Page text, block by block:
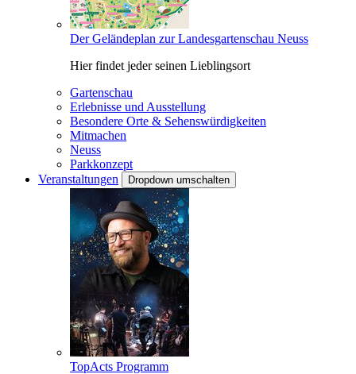
Der Geländeplan zur Landesgartenschau Neuss
Hier findet jeder seinen Lieblingsort
Gartenschau
Erlebnisse und Ausstellung
Besondere Orte & Sehenswürdigkeiten
Mitmachen
Neuss
Parkkonzept
Veranstaltungen
Dropdown umschalten
TopActs Programm